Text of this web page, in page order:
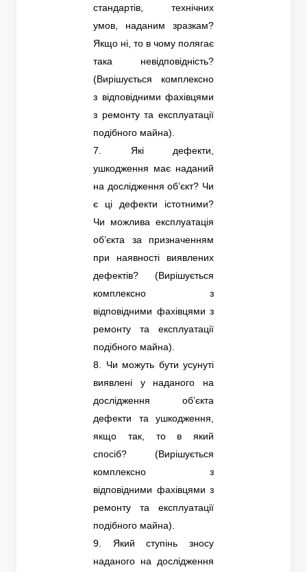
стандартів, технічних
умов, наданим зразкам?
Якщо ні, то в чому полягає
така невідповідність?
(Вирішується комплексно
з відповідними фахівцями
з ремонту та експлуатації
подібного майна).
7. Які дефекти,
ушкодження має наданий
на дослідження об’єкт? Чи
є ці дефекти істотними?
Чи можлива експлуатація
об’єкта за призначенням
при наявності виявлених
дефектів? (Вирішується
комплексно з
відповідними фахівцями з
ремонту та експлуатації
подібного майна).
8. Чи можуть бути усунуті
виявлені у наданого на
дослідження об’єкта
дефекти та ушкодження,
якщо так, то в який
спосіб? (Вирішується
комплексно з
відповідними фахівцями з
ремонту та експлуатації
подібного майна).
9. Який ступінь зносу
наданого на дослідження